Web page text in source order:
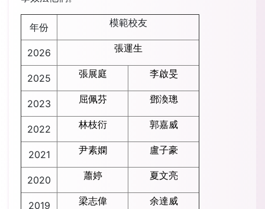
年份 模範校友
2026 張運生
2025 張展庭 李啟旻
2023 屈佩芬 鄧渙璁
2022 林枝衍 郭嘉威
2021 尹素嫻 盧子豪
2020 蕭婷 夏文亮
2019 梁志偉 余達威